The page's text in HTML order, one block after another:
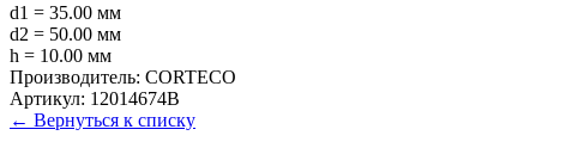
d1 = 35.00 мм
d2 = 50.00 мм
h = 10.00 мм
Производитель: CORTECO
Артикул: 12014674B
← Вернуться к списку